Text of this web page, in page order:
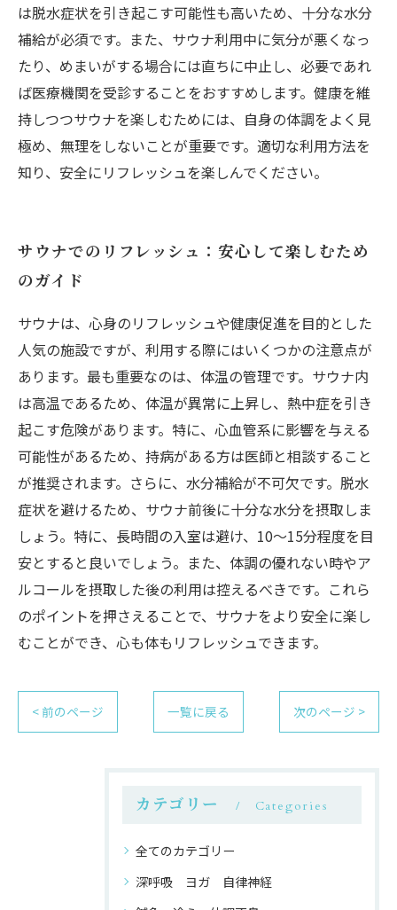
は脱水症状を引き起こす可能性も高いため、十分な水分
補給が必須です。また、サウナ利用中に気分が悪くなっ
たり、めまいがする場合には直ちに中止し、必要であれ
ば医療機関を受診することをおすすめします。健康を維
持しつつサウナを楽しむためには、自身の体調をよく見
極め、無理をしないことが重要です。適切な利用方法を
知り、安全にリフレッシュを楽しんでください。
サウナでのリフレッシュ：安心して楽しむため
のガイド
サウナは、心身のリフレッシュや健康促進を目的とした
人気の施設ですが、利用する際にはいくつかの注意点が
あります。最も重要なのは、体温の管理です。サウナ内
は高温であるため、体温が異常に上昇し、熱中症を引き
起こす危険があります。特に、心血管系に影響を与える
可能性があるため、持病がある方は医師と相談すること
が推奨されます。さらに、水分補給が不可欠です。脱水
症状を避けるため、サウナ前後に十分な水分を摂取しま
しょう。特に、長時間の入室は避け、10～15分程度を目
安とすると良いでしょう。また、体調の優れない時やア
ルコールを摂取した後の利用は控えるべきです。これら
のポイントを押さえることで、サウナをより安全に楽し
むことができ、心も体もリフレッシュできます。
< 前のページ 一覧に戻る 次のページ >
カテゴリー Categories
全てのカテゴリー
深呼吸 ヨガ 自律神経